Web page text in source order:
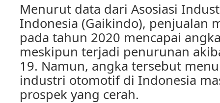
Menurut data dari Asosiasi
Indonesia (Gaikindo), penjualan
pada tahun 2020 mencapai
meskipun terjadi penurunan
19. Namun, angka tersebut
industri otomotif di Indonesia
prospek yang cerah.